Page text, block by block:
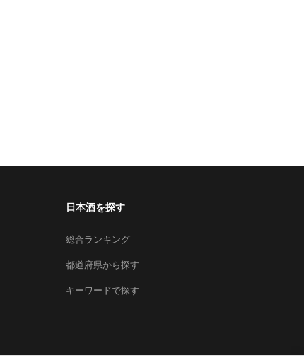
日本酒を探す
総合ランキング
都道府県から探す
キーワードで探す